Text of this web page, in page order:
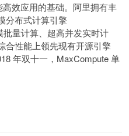
效应用的基础。阿里拥有丰
分布式计算引擎
批量计算、超高并发实时计
合性能上领先现有开源引擎
年双十一，MaxCompute 单